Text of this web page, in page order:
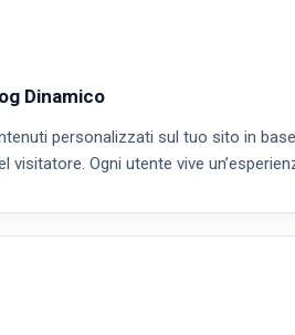
Dinamico
personalizzati sul tuo sito in
visitatore. Ogni utente vive